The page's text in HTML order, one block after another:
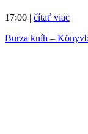
17:00 | čítať viac
Burza kníh –